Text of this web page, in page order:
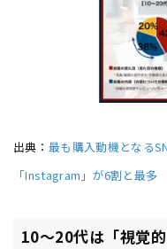
出典： 最も購入動機となる
「Instagram」が6割と最多
10〜20代は「視覚